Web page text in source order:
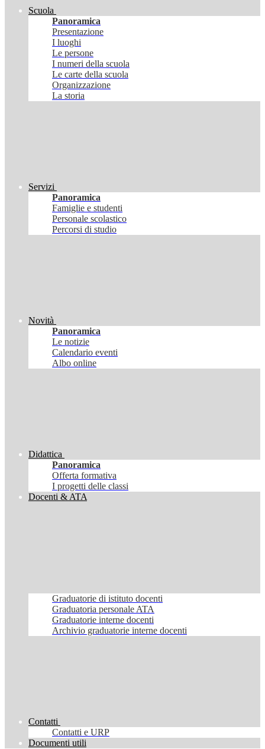
Scuola
Panoramica
Presentazione
I luoghi
Le persone
I numeri della scuola
Le carte della scuola
Organizzazione
La storia
Servizi
Panoramica
Famiglie e studenti
Personale scolastico
Percorsi di studio
Novità
Panoramica
Le notizie
Calendario eventi
Albo online
Didattica
Panoramica
Offerta formativa
I progetti delle classi
Docenti & ATA
Graduatorie di istituto docenti
Graduatoria personale ATA
Graduatorie interne docenti
Archivio graduatorie interne docenti
Contatti
Contatti e URP
Documenti utili